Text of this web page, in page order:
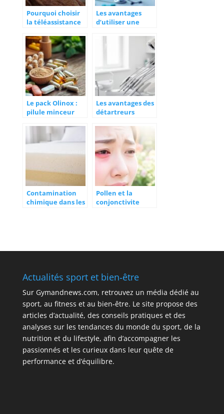
Pourquoi choisir
la téléassistance
proches ?
Les avantages
d’utiliser une
Le pack Olinox :
pilule minceur
arnaque ? Entre
marketing
réalité
Les avantages des
détartreurs
ultrasoniques
pour améliorer
l’efficacité de
votre cabinet
Contamination
chimique dans les
Pollen et la
conjonctivite
Actualités sport et bien‑être
Sur Gymandnews.com, retrouvez un média dédié au
sport, au fitness et au bien‑être. Le site propose des
articles d’actualité, des conseils pratiques et des
analyses sur les tendances du monde du sport, de la
nutrition et du lifestyle, afin d’accompagner les
passionnés et les curieux dans leur quête de
performance et d’équilibre.